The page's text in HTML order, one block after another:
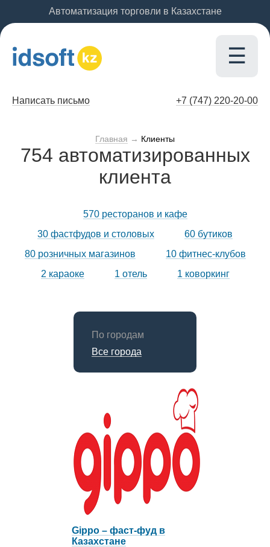
Автоматизация торговли в Казахстане
☰
Написать письмо +7 (747) 220-20-00
Главная → Клиенты
754 автоматизированных
клиента
570 ресторанов и кафе
30 фастфудов и столовых
60 бутиков
80 розничных магазинов
10 фитнес-клубов
2 караоке
1 отель 1 коворкинг
Gippo – фаст-фуд в
Казахстане
По городам
Все города